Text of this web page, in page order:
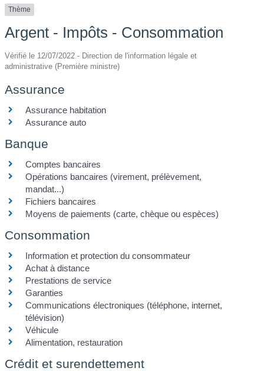
Thème
Argent - Impôts - Consommation
Vérifié le 12/07/2022 - Direction de l'information légale et
administrative (Première ministre)
Assurance
Assurance habitation
Assurance auto
Banque
Comptes bancaires
Opérations bancaires (virement, prélèvement,
mandat...)
Fichiers bancaires
Moyens de paiements (carte, chèque ou espèces)
Consommation
Information et protection du consommateur
Achat à distance
Prestations de service
Garanties
Communications électroniques (téléphone, internet,
télévision)
Véhicule
Alimentation, restauration
Crédit et surendettement